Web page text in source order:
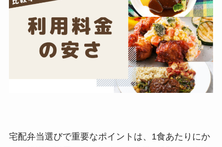
宅配弁当選びで重要なポイントは、1食あたりにか